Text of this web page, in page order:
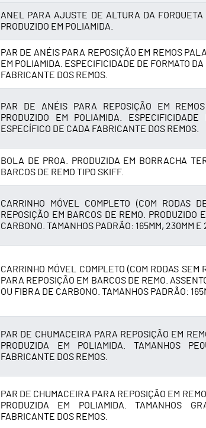
ANEL PARA AJUSTE DE ALTURA DA
PRODUZIDO EM POLIAMIDA.
PAR DE ANÉIS PARA REPOSIÇÃO EM REMOS
EM POLIAMIDA. ESPECIFICIDADE DE FORMATO
FABRICANTE DOS REMOS.
PAR DE ANÉIS PARA REPOSIÇÃO EM
PRODUZIDO EM POLIAMIDA.
ESPECÍFICO DE CADA FABRICANTE DOS REMOS.
BOLA DE PROA. PRODUZIDA EM BORRACHA
BARCOS DE REMO TIPO SKIFF.
CARRINHO MÓVEL COMPLETO (COM RODAS
REPOSIÇÃO EM BARCOS DE REMO.
CARBONO. TAMANHOS PADRÃO: 165MM, 230MM E
CARRINHO MÓVEL COMPLETO (COM RODAS
PARA REPOSIÇÃO EM BARCOS DE REMO.
OU FIBRA DE CARBONO. TAMANHOS PADRÃO:
PAR DE CHUMACEIRA PARA REPOSIÇÃO EM
PRODUZIDA EM POLIAMIDA. TAMANHOS
FABRICANTE DOS REMOS.
PAR DE CHUMACEIRA PARA REPOSIÇÃO EM
PRODUZIDA EM POLIAMIDA. TAMANHOS
FABRICANTE DOS REMOS.